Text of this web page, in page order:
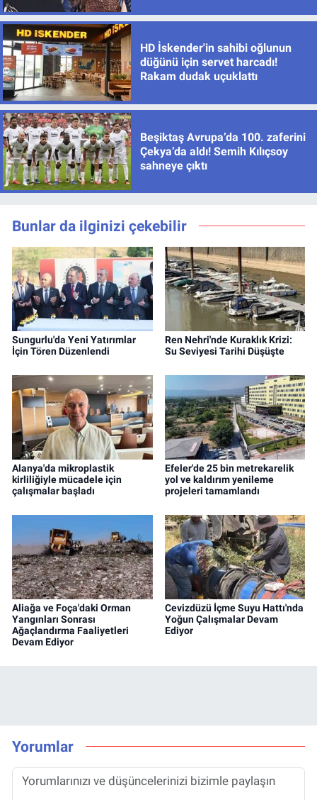
HD İskender'in sahibi oğlunun
düğünü için servet harcadı!
Rakam dudak uçuklattı
Beşiktaş Avrupa’da 100. zaferini
Çekya’da aldı! Semih Kılıçsoy
sahneye çıktı
Bunlar da ilginizi çekebilir
Sungurlu'da Yeni Yatırımlar
İçin Tören Düzenlendi
Ren Nehri'nde Kuraklık Krizi:
Su Seviyesi Tarihi Düşüşte
Alanya'da mikroplastik
kirliliğiyle mücadele için
çalışmalar başladı
Efeler'de 25 bin metrekarelik
yol ve kaldırım yenileme
projeleri tamamlandı
Aliağa ve Foça'daki Orman
Yangınları Sonrası
Ağaçlandırma Faaliyetleri
Devam Ediyor
Cevizdüzü İçme Suyu Hattı'nda
Yoğun Çalışmalar Devam
Ediyor
Yorumlar